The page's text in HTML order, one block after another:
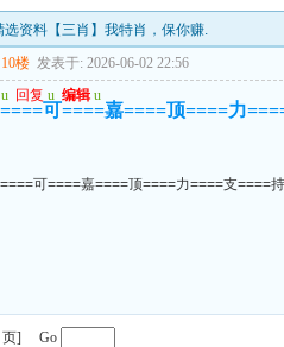
资料【三肖】我特肖，保你赚.
10楼 发表于: 2026-06-02 22:56
u 回复 u 编辑 u
====可====嘉====顶====力
====可====嘉====顶====力====支====
页] Go